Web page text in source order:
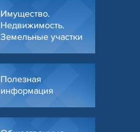
Имущество.
Недвижимость.
Земельные участки
Полезная
информация